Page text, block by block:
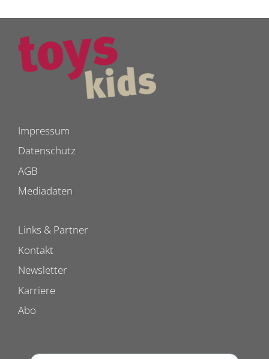
Impressum
Datenschutz
AGB
Mediadaten
Links & Partner
Kontakt
Newsletter
Karriere
Abo